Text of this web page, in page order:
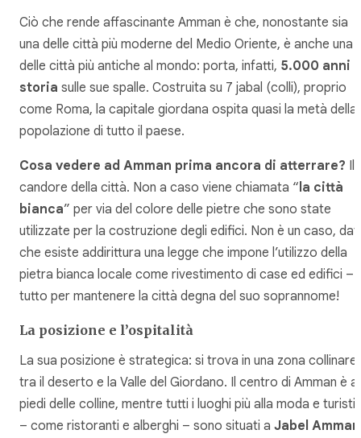
Ciò che rende affascinante Amman è che, nonostante sia
una delle città più moderne del Medio Oriente, è anche una
delle città più antiche al mondo: porta, infatti, 5.000 anni
storia sulle sue spalle. Costruita su 7 jabal (colli), proprio
come Roma, la capitale giordana ospita quasi la metà della
popolazione di tutto il paese.
Cosa vedere ad Amman prima ancora di atterrare? Il
candore della città. Non a caso viene chiamata “ la città
bianca” per via del colore delle pietre che sono state
utilizzate per la costruzione degli edifici. Non è un caso,
che esiste addirittura una legge che impone l’utilizzo della
pietra bianca locale come rivestimento di case ed edifici – il
tutto per mantenere la città degna del suo soprannome!
La posizione e l’ospitalità
La sua posizione è strategica: si trova in una zona collinare
tra il deserto e la Valle del Giordano. Il centro di Amman è ai
piedi delle colline, mentre tutti i luoghi più alla moda e
– come ristoranti e alberghi – sono situati a Jabel